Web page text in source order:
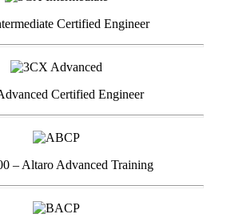
Certified Engineer
Certified Engineer
– Altaro Advanced Training